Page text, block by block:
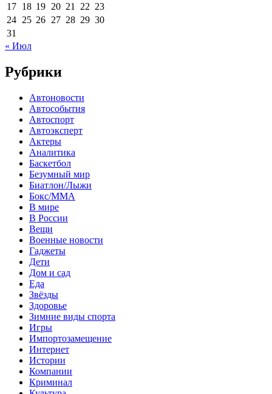
17 18 19 20 21 22 23
24 25 26 27 28 29 30
31
« Июл
Рубрики
Автоновости
Автособытия
Автоспорт
Автоэксперт
Актеры
Аналитика
Баскетбол
Безумный мир
Биатлон/Лыжи
Бокс/MMA
В мире
В России
Вещи
Военные новости
Гаджеты
Дети
Дом и сад
Еда
Звёзды
Здоровье
Зимние виды спорта
Игры
Импортозамещение
Интернет
Истории
Компании
Криминал